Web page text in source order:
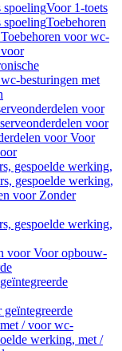
spoelingVoor 1-toets
spoelingToebehoren
voor wc-
besturingen met
voor
voor
voor Voor
gespoelde werking,
gespoelde werking,
voor Zonder
gespoelde werking,
voor Voor opbouw-
/ voor wc-
werking, met /